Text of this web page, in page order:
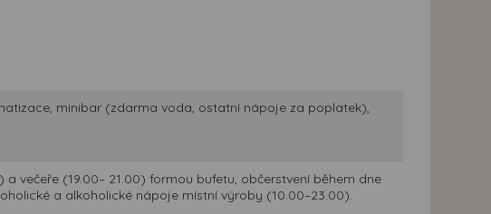
minibar (zdarma voda, ostatní nápoje za poplatek),
a večeře (19.00– 21.00) formou bufetu, občerstvení během dne
a alkoholické nápoje místní výroby (10.00–23.00).